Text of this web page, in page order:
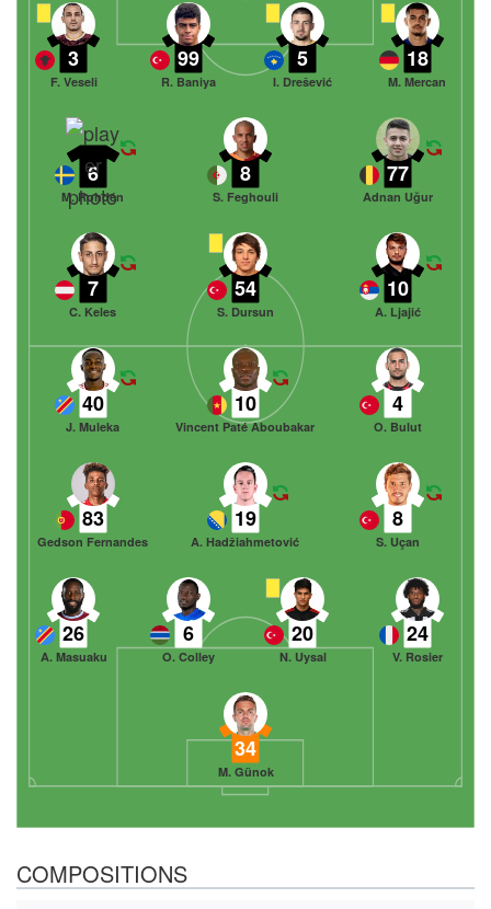
18
M. Mercan
5
I. Drešević
99
R. Baniya
3
F. Veseli
77
Adnan Uğur
8
S. Feghouli
6
M. Rohdén
10
A. Ljajić
54
S. Dursun
7
C. Keles
34
M. Günok
26
A. Masuaku
6
O. Colley
20
N. Uysal
24
V. Rosier
83
Gedson Fernandes
19
A. Hadžiahmetović
8
S. Uçan
40
J. Muleka
10
Vincent Paté Aboubakar
4
O. Bulut
COMPOSITIONS